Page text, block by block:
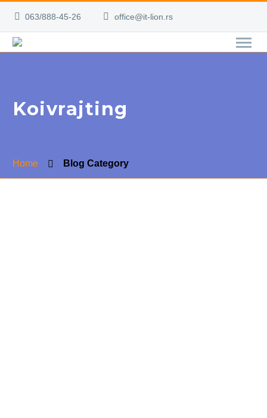
063/888-45-26 office@it-lion.rs
Koivrajting
Home Blog Category